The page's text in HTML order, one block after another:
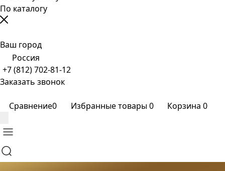
По каталогу
Ваш город
Россия
+7 (812) 702-81-12
Заказать звонок
Сравнение0 Избранные товары0 Корзина 0